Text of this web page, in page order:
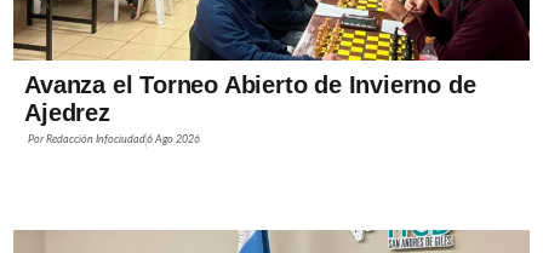
Avanza el Torneo Abierto de Invierno de
Ajedrez
PorRedacción Infociudad6 Ago 2026